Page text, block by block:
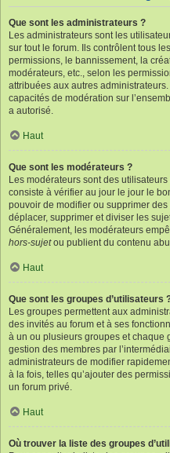
Que sont les administrateurs ?
Les administrateurs sont les
sur tout le forum. Ils contrôlent tous
permissions, le bannissement, la
modérateurs, etc., selon les
attribuées aux autres
capacités de modération sur
a autorisé.
Haut
Que sont les modérateurs ?
Les modérateurs sont des
consiste à vérifier au jour le jour le
pouvoir de modifier ou supprimer
déplacer, supprimer et diviser les
Généralement, les modérateurs
hors-sujetou publient du contenu
Haut
Que sont les groupes d’utilisateurs
Les groupes permettent aux
des invités au forum et à ses
à un ou plusieurs groupes et chaque
gestion des membres par
administrateurs de modifier
à la fois, telles qu’ajouter des
un forum privé.
Haut
Où trouver la liste des groupes